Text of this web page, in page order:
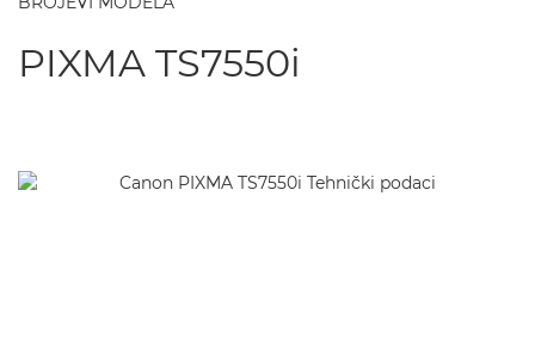
PIXMA TS7550i